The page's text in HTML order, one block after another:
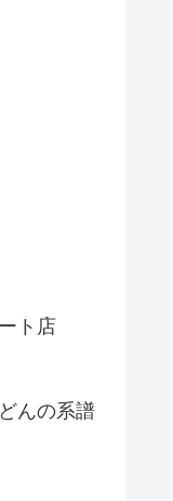
ト店
んの系譜